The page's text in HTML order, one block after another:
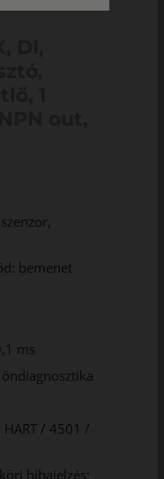
bemenet
ms
/ 4501 /
hibajelzés: